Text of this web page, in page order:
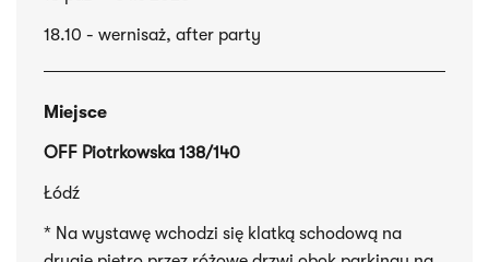
18.10 - wernisaż, after party
Miejsce
OFF Piotrkowska 138/140
Łódź
* Na wystawę wchodzi się klatką schodową na